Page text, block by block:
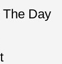
The Day